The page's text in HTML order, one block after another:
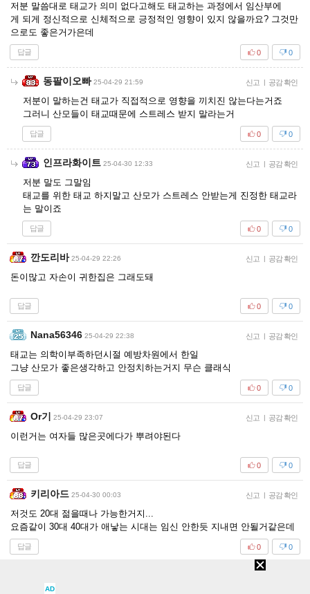
저분 말씀대로 태교가 의미 없다고해도 태교하는 과정에서 임산부에
게 되게 정신적으로 신체적으로 긍정적인 영향이 있지 않을까요? 그것만
으로도 좋은거가은데
답글 0
0
동팔이오빠 25-04-29 21:59 신고 | 공감 확인
저분이 말하는건 태교가 직접적으로 영향을 끼치진 않는다는거죠
그러니 산모들이 태교때문에 스트레스 받지 말라는거
답글 0
0
인프라화이트 25-04-30 12:33 신고 | 공감 확인
저분 말도 그말임
태교를 위한 태교 하지말고 산모가 스트레스 안받는게 진정한 태교라
는 말이죠
답글 0
0
깐도리바 25-04-29 22:26 신고 | 공감 확인
돈이많고 자손이 귀한집은 그래도돼
답글 0
0
Nana56346 25-04-29 22:38 신고 | 공감 확인
태교는 의학이부족하던시절 예방차원에서 한일
그냥 산모가 좋은생각하고 안정치하는거지 무슨 클래식
답글 0
0
Or기 25-04-29 23:07 신고 | 공감 확인
이런거는 여자들 많은곳에다가 뿌려야된다
답글 0
0
키리아드 25-04-30 00:03 신고 | 공감 확인
저것도 20대 젊을때나 가능한거지...
요즘같이 30대 40대가 애낳는 시대는 임신 안한듯 지내면 안될거같은데
답글 0
0
AD